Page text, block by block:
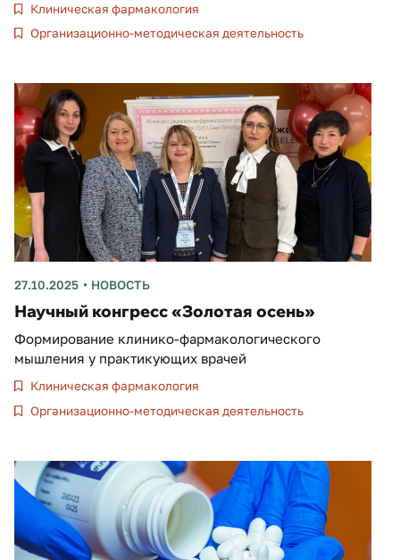
Клиническая фармакология
Организационно-методическая деятельность
27.10.2025 НОВОСТЬ
Научный конгресс «Золотая осень»
Формирование клинико-фармакологического
мышления у практикующих врачей
Клиническая фармакология
Организационно-методическая деятельность